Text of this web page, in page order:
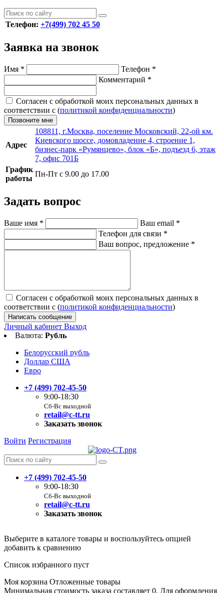
Телефон: +7(499) 702 45 50
Заявка на звонок
Имя * Телефон *
Комментарий *
Согласен с обработкой моих персональных данных в
соответствии с (политикой конфиденциальности)
Позвоните мне
Адрес
108811, г.Москва, поселение Московский, 22-ой км.
Киевского шоссе, домовладение 4, строение 1,
бизнес-парк «Румянцево», блок «Б», подъезд 6, этаж
7, офис 701Б
График
работы
Пн-Пт с 9.00 до 17.00
Задать вопрос
Ваше имя * Ваш email *
Телефон для связи *
Ваш вопрос, предложение *
Согласен с обработкой моих персональных данных в
соответствии с (политикой конфиденциальности)
Написать сообщение
Личный кабинет Выход
Валюта: Рубль
Белорусский рубль
Доллар США
Евро
+7 (499) 702-45-50
9:00-18:30
Сб-Вс выходной
retail@c-tt.ru
Заказать звонок
Войти Регистрация
+7 (499) 702-45-50
9:00-18:30
Сб-Вс выходной
retail@c-tt.ru
Заказать звонок
Выберите в каталоге товары и воспользуйтесь опцией
добавить к сравнению
Список избранного пуст
Моя корзина Отложенные товары
Минимальная стоимость заказа составляет 0. Для оформления